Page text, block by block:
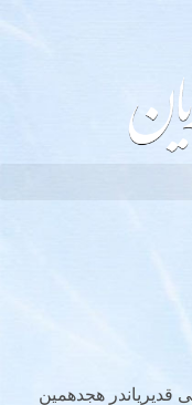
قدیریاندر هجدهمین